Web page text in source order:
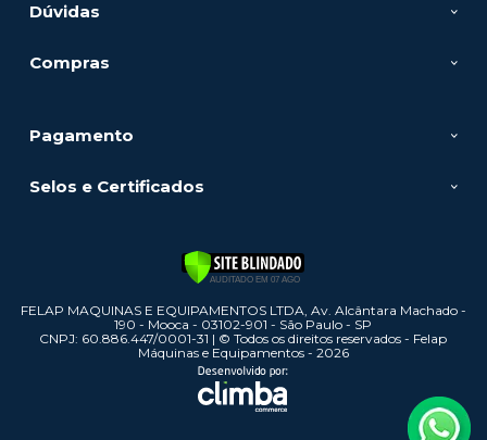
Dúvidas
Compras
Pagamento
Selos e Certificados
FELAP MAQUINAS E EQUIPAMENTOS LTDA, Av. Alcântara Machado -
190 - Mooca - 03102-901 - São Paulo - SP
CNPJ: 60.886.447/0001-31 | © Todos os direitos reservados - Felap
Máquinas e Equipamentos - 2026